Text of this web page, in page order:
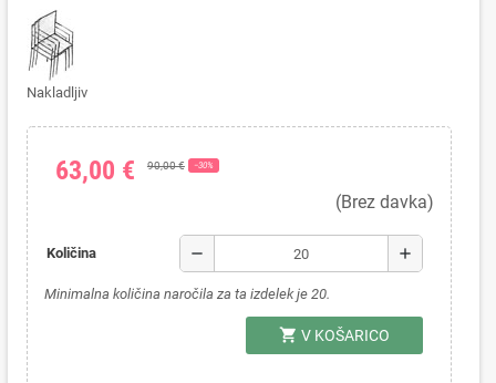
Nakladljiv
63,00 € 90,00 € −30%
(Brez davka)
Količina remove add
Minimalna količina naročila za ta izdelek je 20.
shopping_cart V KOŠARICO